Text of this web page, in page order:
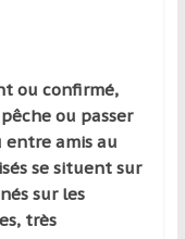
ou confirmé,
ou passer
amis au
se situent sur
sur les
très